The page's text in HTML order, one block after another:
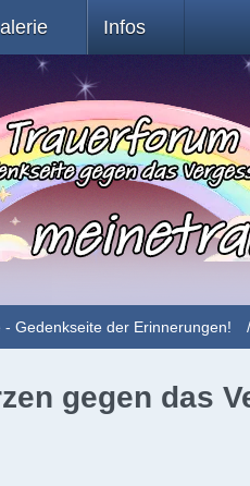
Infos
Gedenkseite der Erinnerungen!
gegen das